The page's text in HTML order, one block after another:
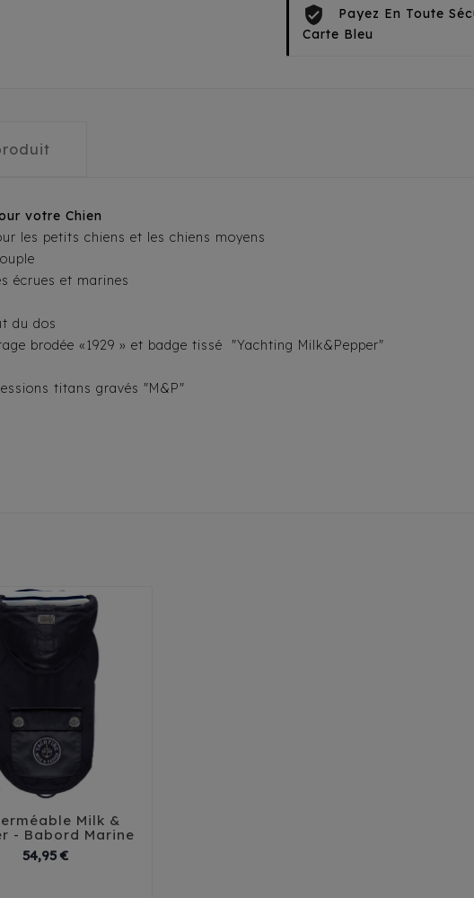
Payez En Toute
Carte Bleu
votre Chien
les petits chiens et les chiens moyens
écrues et marines
du dos
brodée «1929 » et badge tissé "Yachting Milk&Pepper"
titans gravés "M&P"
 
Milk &
- Babord Marine
54,95 €Prix